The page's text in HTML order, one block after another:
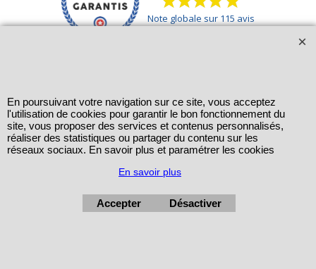
En poursuivant votre navigation sur ce site, vous acceptez
l'utilisation de cookies pour garantir le bon fonctionnement du
site, vous proposer des services et contenus personnalisés,
réaliser des statistiques ou partager du contenu sur les
réseaux sociaux. En savoir plus et paramétrer les cookies
En savoir plus
Accepter Désactiver